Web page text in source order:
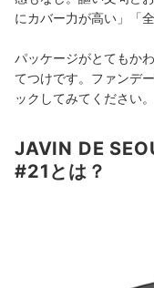
にカバー力が高い」「
パッケージがとてもか
てつけです。ファンデ
ックしてみてください。
JAVIN DE
#21とは？